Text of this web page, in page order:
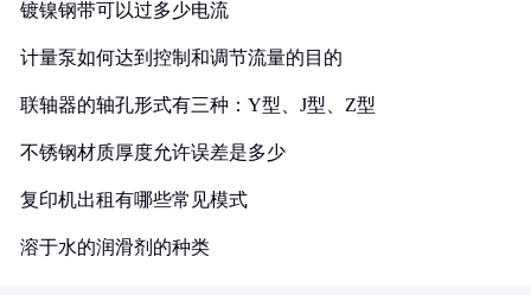
镀镍钢带可以过多少电流
计量泵如何达到控制和调节流量的目的
联轴器的轴孔形式有三种：Y型、J型、Z型
不锈钢材质厚度允许误差是多少
复印机出租有哪些常见模式
溶于水的润滑剂的种类